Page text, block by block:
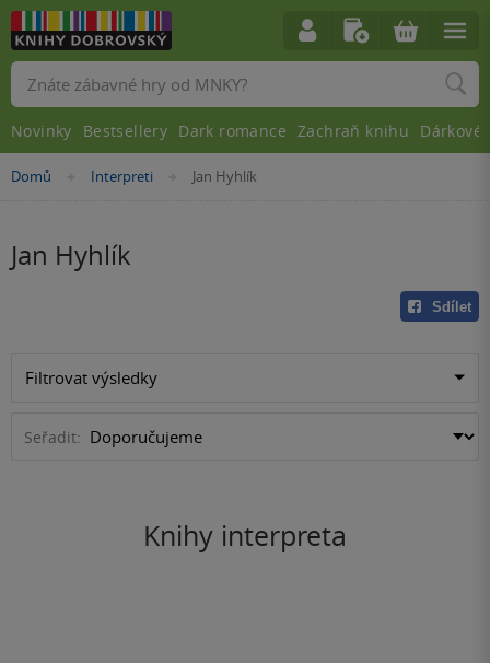
Nacházíte
Domů »
Interpreti »Jan Hyhlík
Jan Hyhlík
Sdílet
Filtrovat výsledky
Seřadit:
Knihy interpreta
Vyhledávání
Novinky Bestsellery Dark romance Zachraň knihu Dárkové